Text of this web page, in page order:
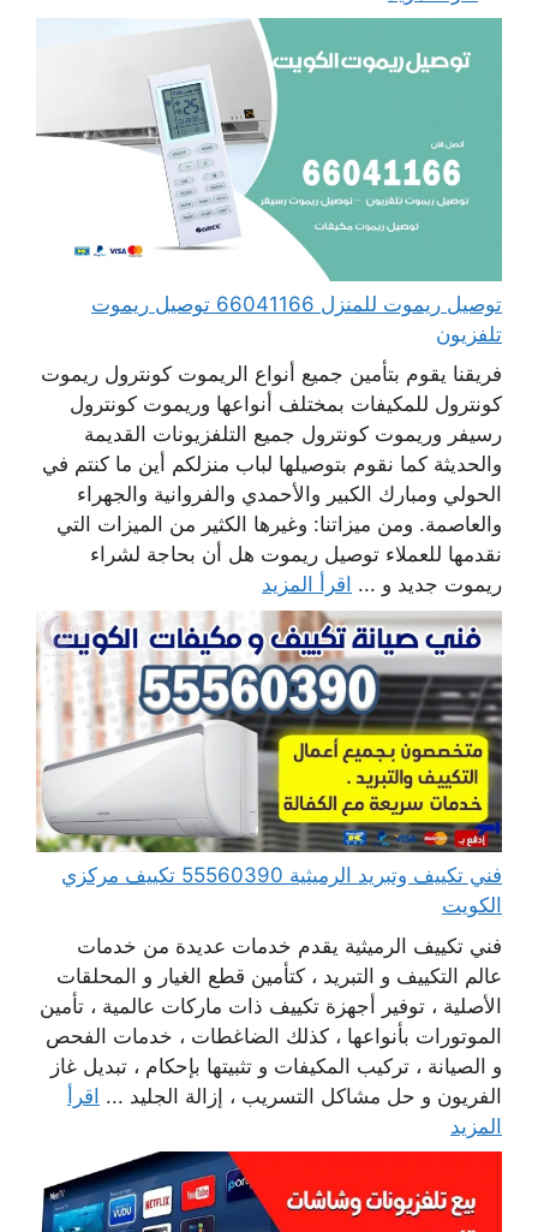
توصيل ريموت للمنزل 66041166 توصيل ريموت
تلفزيون
فريقنا يقوم بتأمين جميع أنواع الريموت كونترول ريموت
كونترول للمكيفات بمختلف أنواعها وريموت كونترول
رسيفر وريموت كونترول جميع التلفزيونات القديمة
والحديثة كما نقوم بتوصيلها لباب منزلكم أين ما كنتم في
الحولي ومبارك الكبير والأحمدي والفروانية والجهراء
والعاصمة. ومن ميزاتنا: وغيرها الكثير من الميزات التي
نقدمها للعملاء توصيل ريموت هل أن بحاجة لشراء
ريموت جديد و ... اقرأ المزيد
فني تكييف وتبريد الرميثية 55560390 تكييف مركزي
الكويت
فني تكييف الرميثية يقدم خدمات عديدة من خدمات
عالم التكييف و التبريد ، كتأمين قطع الغيار و المحلقات
الأصلية ، توفير أجهزة تكييف ذات ماركات عالمية ، تأمين
الموتورات بأنواعها ، كذلك الضاغطات ، خدمات الفحص
و الصيانة ، تركيب المكيفات و تثبيتها بإحكام ، تبديل غاز
الفريون و حل مشاكل التسريب ، إزالة الجليد ... اقرأ
المزيد